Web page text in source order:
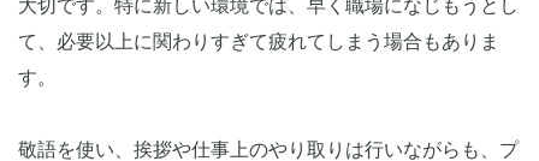
大切です。特に新しい環境では、早く職場になじもうとし
て、必要以上に関わりすぎて疲れてしまう場合もありま
す。
敬語を使い、挨拶や仕事上のやり取りは行いながらも、プ